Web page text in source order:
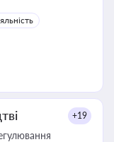
+19